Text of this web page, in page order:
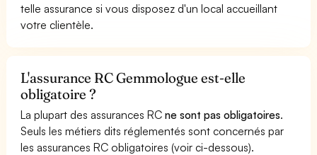
telle assurance si vous disposez d'un local accueillant
votre clientèle.
L'assurance RC Gemmologue est-elle
obligatoire ?
La plupart des assurances RCne sont pas obligatoires.
Seuls les métiers dits réglementés sont concernés par
les assurances RC obligatoires (voir ci-dessous).